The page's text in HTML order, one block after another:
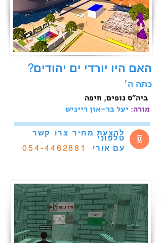
כתה ה׳
האם היו יורדי ים יהודים?
‫ ביה"ס נופים,
‫ מורה: יעל בר-און רייניש
להצעת מחיר צרו קשר
טלפוני
עם אורי 054-4462881